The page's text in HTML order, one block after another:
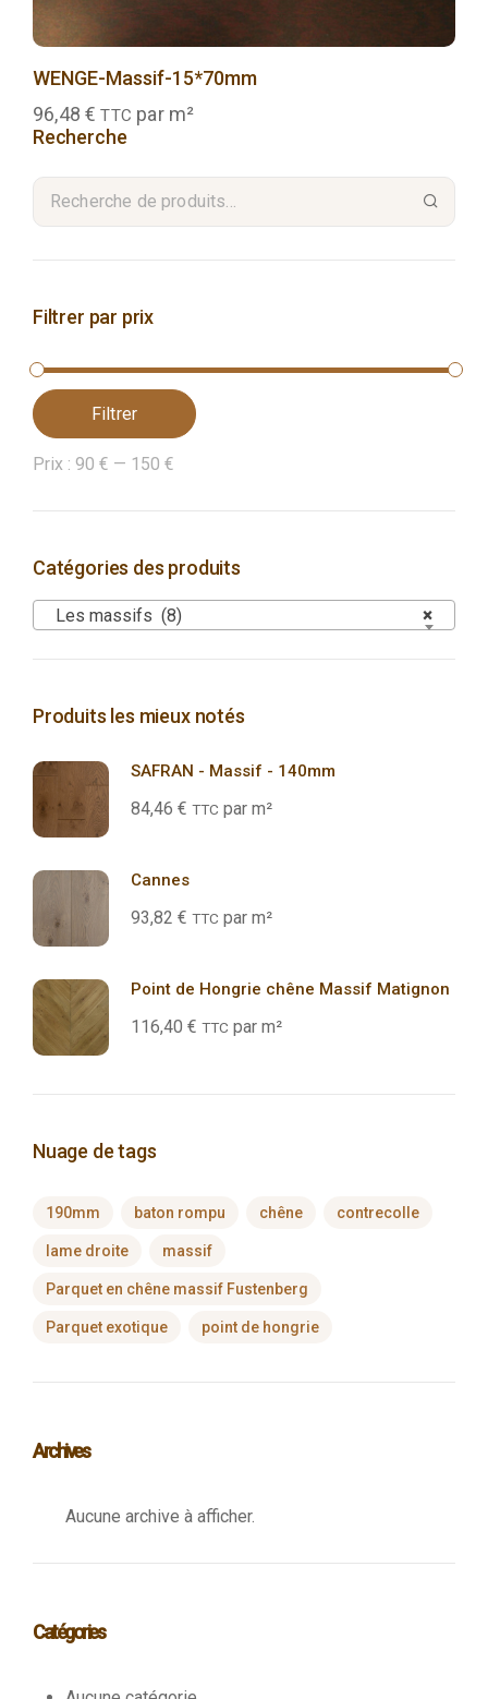
WENGE-Massif-15*70mm
96,48€ TTC par m²
Recherche
Filtrer par prix
Filtrer
Prix : 90 € — 150 €
Catégories des produits
×
Les massifs (8)
Produits les mieux notés
SAFRAN - Massif - 140mm
84,46 € TTC par m²
Cannes
93,82 € TTC par m²
Point de Hongrie chêne Massif Matignon
116,40 € TTC par m²
Nuage de tags
190mm baton rompu chêne contrecolle
lame droite massif
Parquet en chêne massif Fustenberg
Parquet exotique point de hongrie
Archives
Aucune archive à afficher.
Catégories